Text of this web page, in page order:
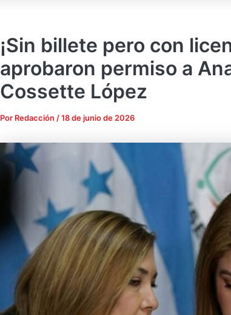
¡Sin billete pero con
aprobaron permiso a
Cossette López
Por Redacción /18 de junio de 2026